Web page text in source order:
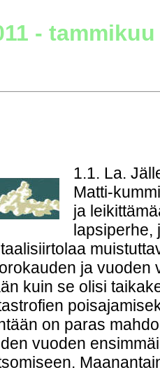
- tammikuu
1.1. La.
Matti-
ja
ja vuoden
kuin se olisi
on paras
vuoden